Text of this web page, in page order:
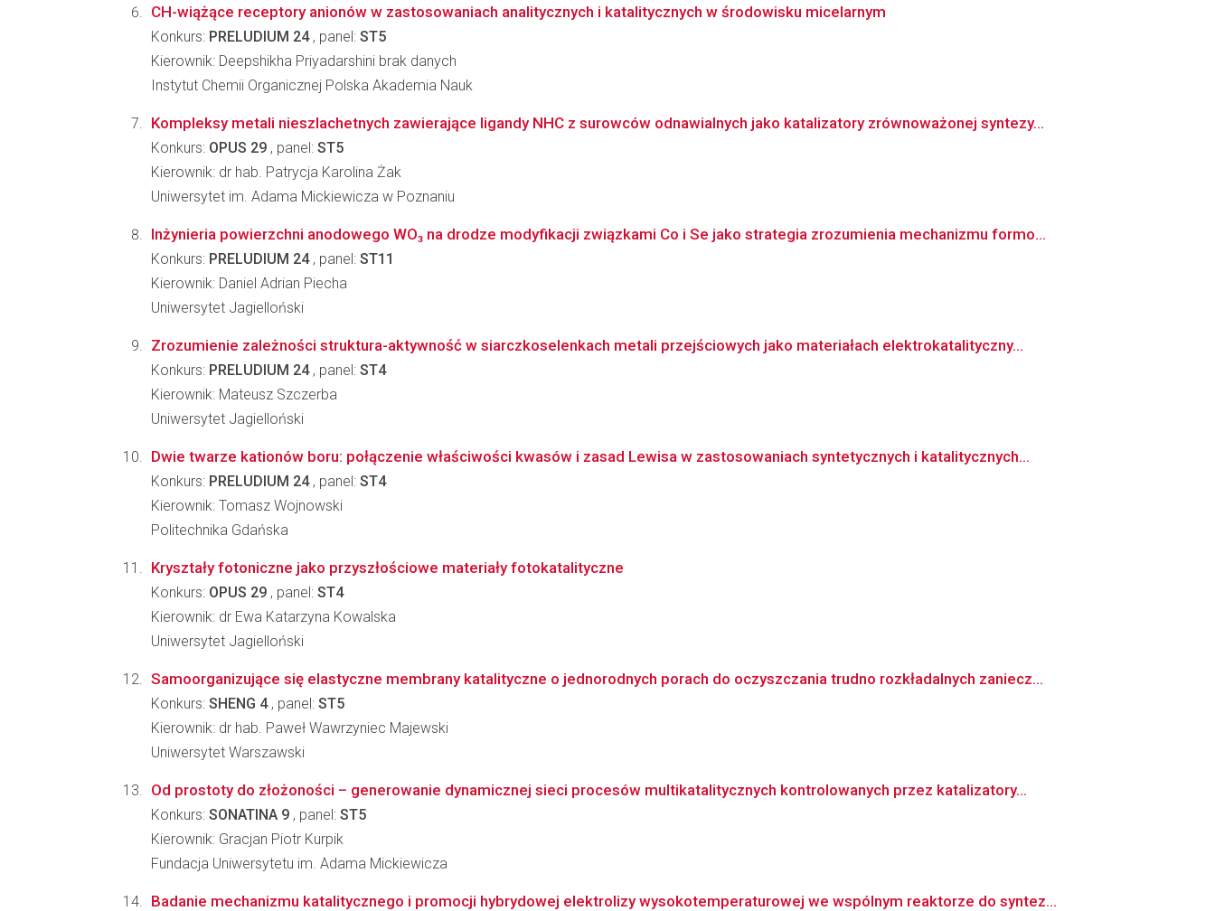
CH-wiążące receptory anionów w zastosowaniach analitycznych i katalitycznych w środowisku micelarnym
Konkurs: PRELUDIUM 24, panel: ST5
Kierownik: Deepshikha Priyadarshini brak danych
Instytut Chemii Organicznej Polska Akademia Nauk
Kompleksy metali nieszlachetnych zawierające ligandy NHC z surowców odnawialnych jako katalizatory zrównoważonej syntezy...
Konkurs: OPUS 29 , panel: ST5
Kierownik: dr hab. Patrycja Karolina Żak
Uniwersytet im. Adama Mickiewicza w Poznaniu
Inżynieria powierzchni anodowego WO₃ na drodze modyfikacji związkami Co i Se jako strategia zrozumienia mechanizmu formo...
Konkurs: PRELUDIUM 24, panel: ST11
Kierownik: Daniel Adrian Piecha
Uniwersytet Jagielloński
Zrozumienie zależności struktura-aktywność w siarczkoselenkach metali przejściowych jako materiałach elektrokatalityczny...
Konkurs: PRELUDIUM 24, panel: ST4
Kierownik: Mateusz Szczerba
Uniwersytet Jagielloński
Dwie twarze kationów boru: połączenie właściwości kwasów i zasad Lewisa w zastosowaniach syntetycznych i katalitycznych...
Konkurs: PRELUDIUM 24, panel: ST4
Kierownik: Tomasz Wojnowski
Politechnika Gdańska
Kryształy fotoniczne jako przyszłościowe materiały fotokatalityczne
Konkurs: OPUS 29 , panel: ST4
Kierownik: dr Ewa Katarzyna Kowalska
Uniwersytet Jagielloński
Samoorganizujące się elastyczne membrany katalityczne o jednorodnych porach do oczyszczania trudno rozkładalnych zaniecz...
Konkurs: SHENG 4, panel: ST5
Kierownik: dr hab. Paweł Wawrzyniec Majewski
Uniwersytet Warszawski
Od prostoty do złożoności – generowanie dynamicznej sieci procesów multikatalitycznych kontrolowanych przez katalizatory...
Konkurs: SONATINA 9 , panel: ST5
Kierownik: Gracjan Piotr Kurpik
Fundacja Uniwersytetu im. Adama Mickiewicza
Badanie mechanizmu katalitycznego i promocji hybrydowej elektrolizy wysokotemperaturowej we wspólnym reaktorze do syntez...